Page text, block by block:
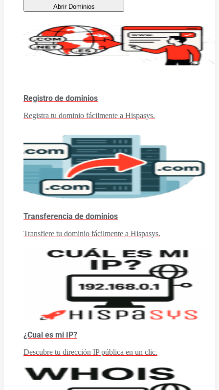
Abrir Dominios
Registro de dominios
Registra tu dominio fácilmente a Hispasys.
Transferencia de dominios
Transfiere tu dominio fácilmente a Hispasys.
¿Cual es mi IP?
Descubre tu dirección IP pública en un clic.